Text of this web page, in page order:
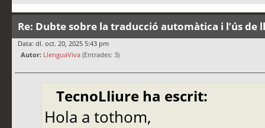
Re: Dubte sobre la traducció automàtica i l’ús de
Data: dl. oct. 20, 2025 5:43 pm
Autor: LlenguaViva (Entrades: 3)
TecnoLliure ha escrit:
Hola a tothom,